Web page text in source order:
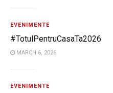
EVENIMENTE
#TotulPentruCasaTa2026
MARCH 6, 2026
EVENIMENTE